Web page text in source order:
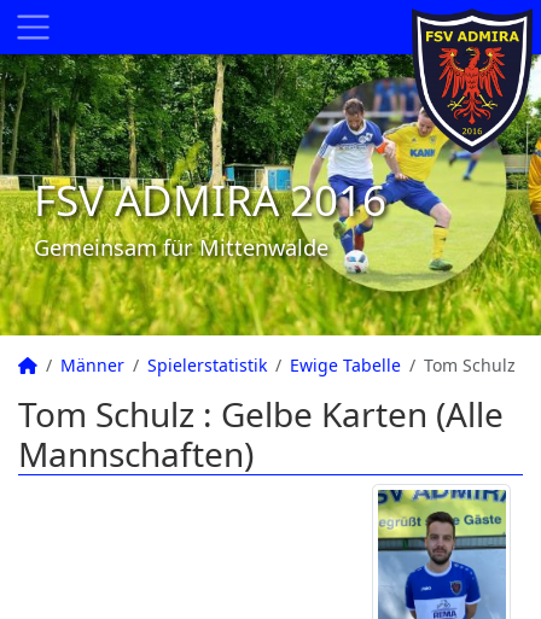
FSV ADMIRA 2016
Gemeinsam für Mittenwalde
Männer Spielerstatistik Ewige Tabelle Tom Schulz
Tom Schulz : Gelbe Karten (Alle
Mannschaften)